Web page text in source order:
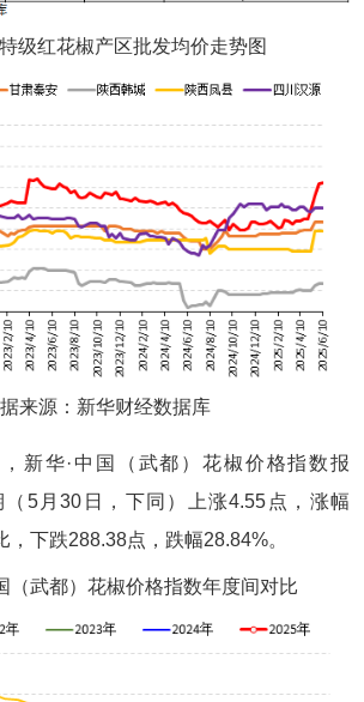
级红花椒产区批发均价走势图
来源：新华财经数据库
新华·中国（武都）花椒价格指数报
（5月30日，下同）上涨4.55点，涨幅
，下跌288.38点，跌幅28.84%。
（武都）花椒价格指数年度间对比